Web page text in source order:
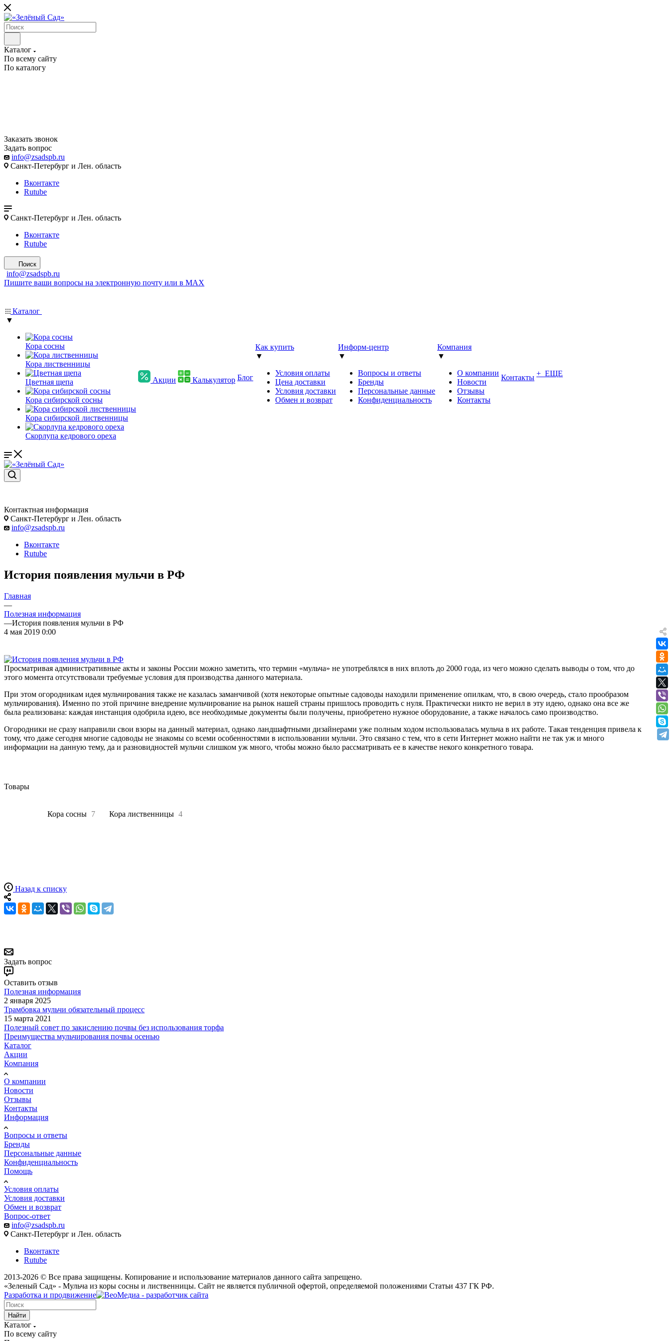
Каталог
По всему сайту
По каталогу
Заказать звонок
Задать вопрос
info@zsadspb.ru
Санкт-Петербург и Лен. область
Вконтакте
Rutube
Санкт-Петербург и Лен. область
Вконтакте
Rutube
Поиск
info@zsadspb.ru
Пишите ваши вопросы на электронную почту или в MAX
Каталог
▼
Кора сосны
Кора лиственницы
Цветная щепа
Кора сибирской сосны
Кора сибирской лиственницы
Скорлупа кедрового ореха
Акции Калькулятор Блог
Как купить
▼
Условия оплаты
Цена доставки
Условия доставки
Обмен и возврат
Информ-центр
▼
Вопросы и ответы
Бренды
Персональные данные
Конфиденциальность
Компания
▼
О компании
Новости
Отзывы
Контакты
Контакты + ЕЩЕ
Контактная информация
Санкт-Петербург и Лен. область
info@zsadspb.ru
Вконтакте
Rutube
История появления мульчи в РФ
Главная
—
Полезная информация
—История появления мульчи в РФ
4 мая 2019 0:00
Просматривая административные акты и законы России можно заметить, что термин «мульча» не употреблялся в них вплоть до 2000 года, из чего можно сделать выводы о том, что до
этого момента отсутствовали требуемые условия для производства данного материала.
При этом огородникам идея мульчирования также не казалась заманчивой (хотя некоторые опытные садоводы находили применение опилкам, что, в свою очередь, стало прообразом
мульчирования). Именно по этой причине внедрение мульчирование на рынок нашей страны пришлось проводить с нуля. Практически никто не верил в эту идею, однако она все же
была реализована: каждая инстанция одобрила идею, все необходимые документы были получены, приобретено нужное оборудование, а также началось само производство.
Огородники не сразу направили свои взоры на данный материал, однако ландшафтными дизайнерами уже полным ходом использовалась мульча в их работе. Такая тенденция привела к
тому, что даже сегодня многие садоводы не знакомы со всеми особенностями в использовании мульчи. Это связано с тем, что в сети Интернет можно найти не так уж и много
информации на данную тему, да и разновидностей мульчи слишком уж много, чтобы можно было рассматривать ее в качестве некого конкретного товара.
Товары
Кора сосны 7 Кора лиственницы 4
Назад к списку
Задать вопрос
Оставить отзыв
Полезная информация
2 января 2025
Трамбовка мульчи обязательный процесс
15 марта 2021
Полезный совет по закислению почвы без использования торфа
Преимущества мульчирования почвы осенью
Каталог
Акции
Компания
О компании
Новости
Отзывы
Контакты
Информация
Вопросы и ответы
Бренды
Персональные данные
Конфиденциальность
Помощь
Условия оплаты
Условия доставки
Обмен и возврат
Вопрос-ответ
info@zsadspb.ru
Санкт-Петербург и Лен. область
Вконтакте
Rutube
2013-2026 © Все права защищены. Копирование и использование материалов данного сайта запрещено.
«Зеленый Сад» - Мульча из коры сосны и лиственницы. Сайт не является публичной офертой, определяемой положениями Статьи 437 ГК РФ.
Разработка и продвижение
Найти
Каталог
По всему сайту